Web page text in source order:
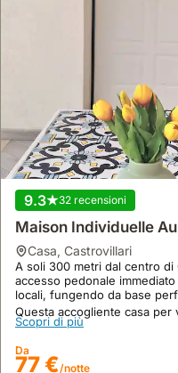
9.3 32 recensioni
Maison Individuelle
casa, Castrovillari
A soli 300 metri dal centro
accesso pedonale
locali, fungendo da base
Questa accogliente casa per
bagno, dispone di aria
accogliendo fino a 2 ospiti
animali domestici.
Scopri di più
Da
77 €/notte